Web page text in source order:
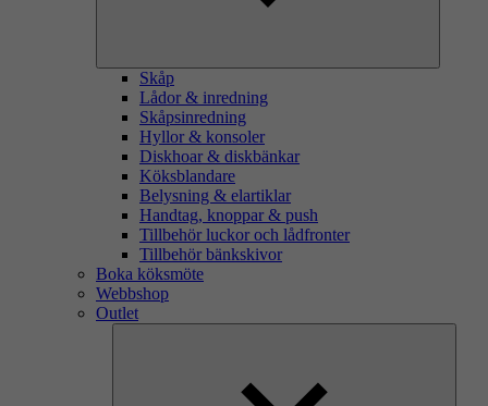
Skåp
Lådor & inredning
Skåpsinredning
Hyllor & konsoler
Diskhoar & diskbänkar
Köksblandare
Belysning & elartiklar
Handtag, knoppar & push
Tillbehör luckor och lådfronter
Tillbehör bänkskivor
Boka köksmöte
Webbshop
Outlet